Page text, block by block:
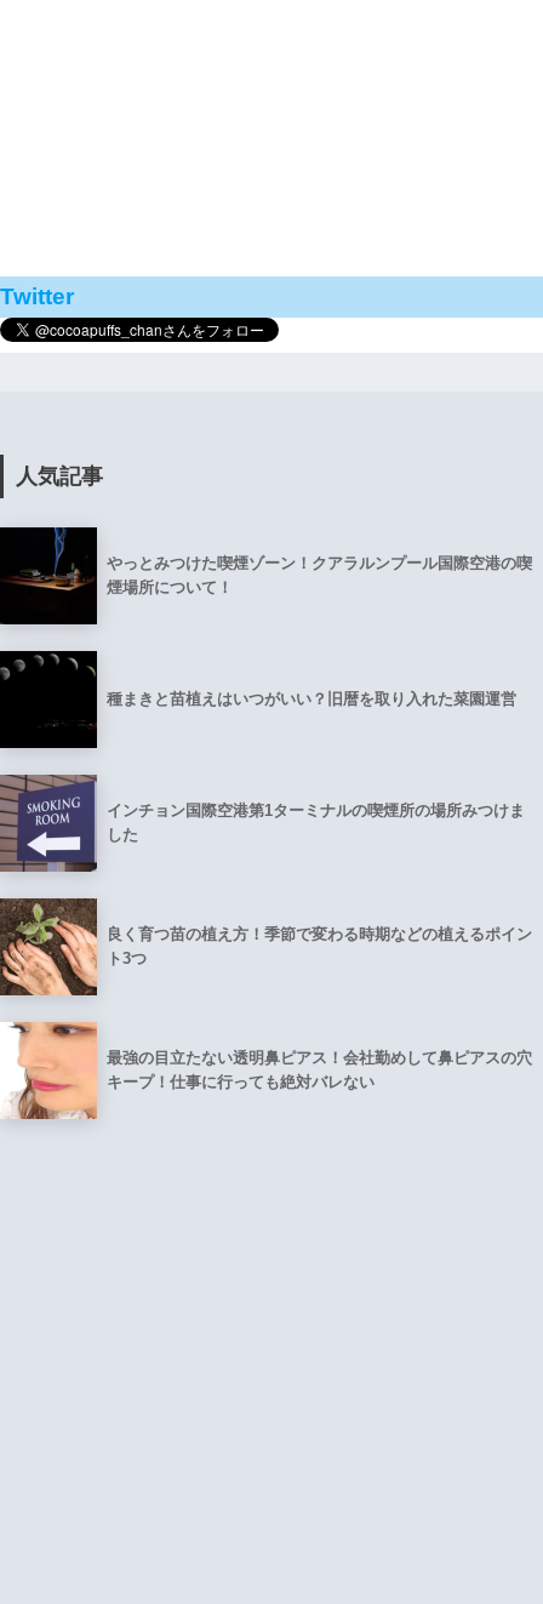
Twitter
人気記事
やっとみつけた喫煙ゾーン！クアラルンプール国際空港の喫
煙場所について！
種まきと苗植えはいつがいい？旧暦を取り入れた菜園運営
インチョン国際空港第1ターミナルの喫煙所の場所みつけま
した
良く育つ苗の植え方！季節で変わる時期などの植えるポイン
ト3つ
最強の目立たない透明鼻ピアス！会社勤めして鼻ピアスの穴
キープ！仕事に行っても絶対バレない